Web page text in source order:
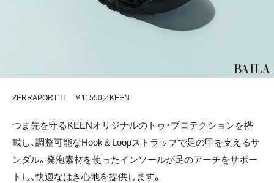
ZERRAPORT Ⅱ ￥11550／KEEN
つま先を守るKEENオリジナルのトゥ・プロテクションを搭
載し、調整可能なHook＆Loopストラップで足の甲を支えるサ
ンダル。発泡素材を使ったインソールが足のアーチをサポー
トし、快適なはき心地を提供します。